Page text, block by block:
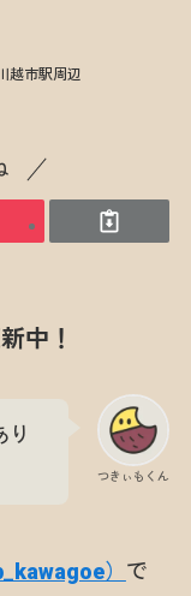
越市駅周辺
中！
つきぃもくん
り
） で